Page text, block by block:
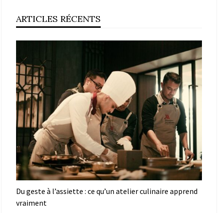
ARTICLES RÉCENTS
Du geste à l’assiette : ce qu’un atelier culinaire apprend
vraiment